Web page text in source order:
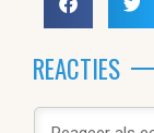
REACTIES